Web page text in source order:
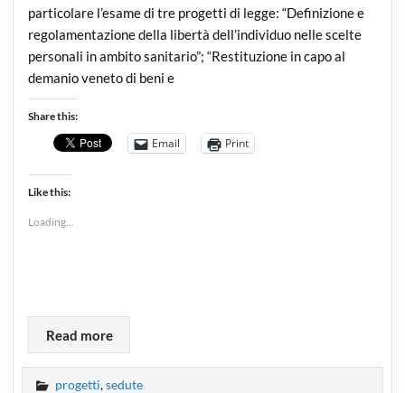
particolare l’esame di tre progetti di legge: “Definizione e
regolamentazione della libertà dell’individuo nelle scelte
personali in ambito sanitario”; “Restituzione in capo al
demanio veneto di beni e
Share this:
Email Print
Like this:
Loading...
Read more
progetti,sedute